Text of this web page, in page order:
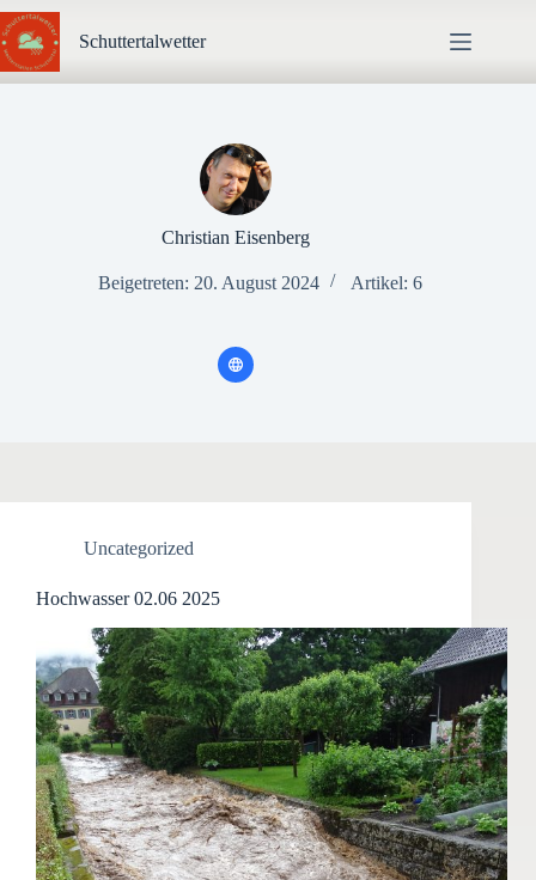
Zum
Inhalt
springen
Schuttertalwetter
Christian Eisenberg
Beigetreten: 20. August 2024 Artikel: 6
Uncategorized
Hochwasser 02.06 2025